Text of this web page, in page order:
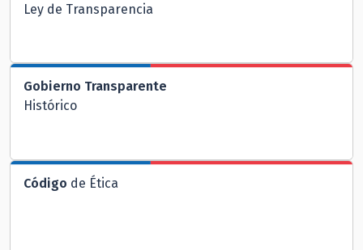
Ley de Transparencia
Gobierno Transparente
Histórico
Código de Ética